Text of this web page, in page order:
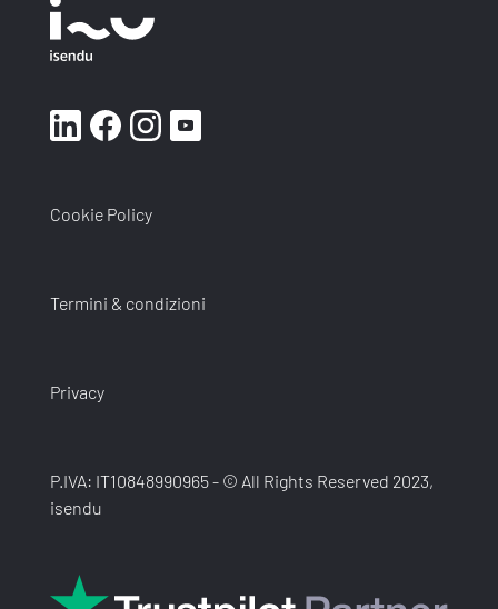
Cookie Policy
Termini & condizioni
Privacy
P.IVA: IT10848990965 - © All Rights Reserved 2023,
isendu